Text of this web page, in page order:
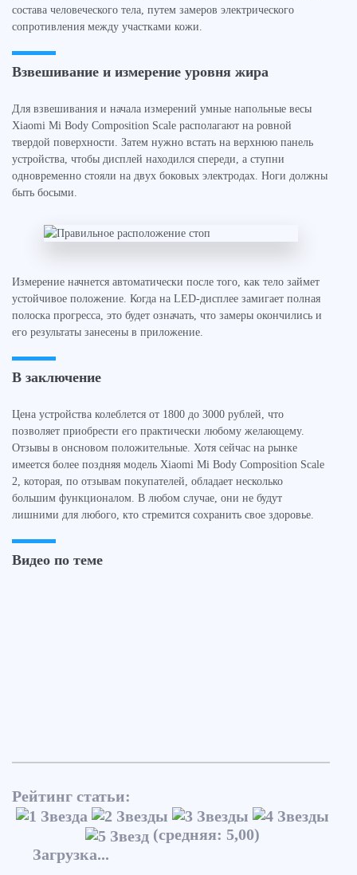
состава человеческого тела, путем замеров электрического
сопротивления между участками кожи.
Взвешивание и измерение уровня жира
Для взвешивания и начала измерений умные напольные весы
Xiaomi Mi Body Composition Scale располагают на ровной
твердой поверхности. Затем нужно встать на верхнюю панель
устройства, чтобы дисплей находился спереди, а ступни
одновременно стояли на двух боковых электродах. Ноги должны
быть босыми.
Измерение начнется автоматически после того, как тело займет
устойчивое положение. Когда на LED-дисплее замигает полная
полоска прогресса, это будет означать, что замеры окончились и
его результаты занесены в приложение.
В заключение
Цена устройства колеблется от 1800 до 3000 рублей, что
позволяет приобрести его практически любому желающему.
Отзывы в онсновом положительные. Хотя сейчас на рынке
имеется более поздняя модель Xiaomi Mi Body Composition Scale
2, которая, по отзывам покупателей, обладает несколько
большим функционалом. В любом случае, они не будут
лишними для любого, кто стремится сохранить свое здоровье.
Видео по теме
Рейтинг статьи:
(средняя: 5,00)
Загрузка...